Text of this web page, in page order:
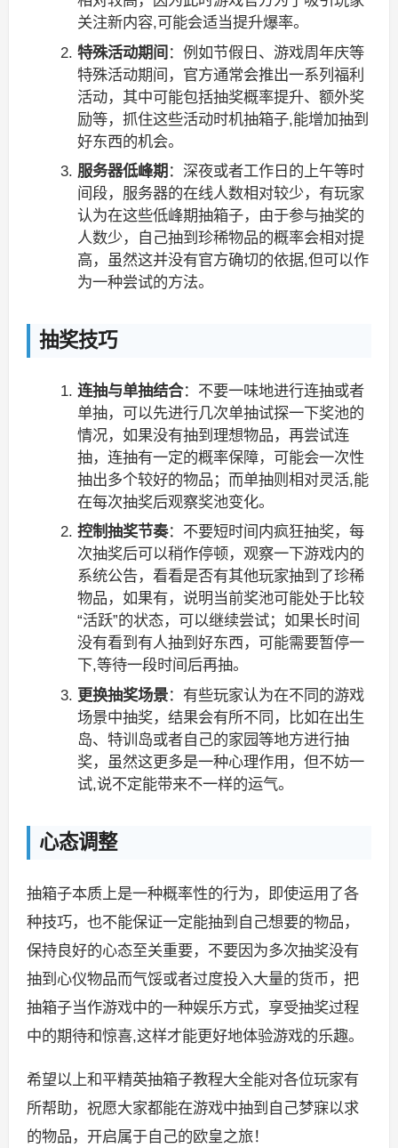
关注新内容,可能会适当提升爆率。
特殊活动期间 ：例如节假日、游戏周年庆等
特殊活动期间，官方通常会推出一系列福利
活动，其中可能包括抽奖概率提升、额外奖
励等，抓住这些活动时机抽箱子,能增加抽到
好东西的机会。
服务器低峰期 ：深夜或者工作日的上午等时
间段，服务器的在线人数相对较少，有玩家
认为在这些低峰期抽箱子，由于参与抽奖的
人数少，自己抽到珍稀物品的概率会相对提
高，虽然这并没有官方确切的依据,但可以作
为一种尝试的方法。
抽奖技巧
连抽与单抽结合：不要一味地进行连抽或者
单抽，可以先进行几次单抽试探一下奖池的
情况，如果没有抽到理想物品，再尝试连
抽，连抽有一定的概率保障，可能会一次性
抽出多个较好的物品；而单抽则相对灵活,能
在每次抽奖后观察奖池变化。
控制抽奖节奏：不要短时间内疯狂抽奖，每
次抽奖后可以稍作停顿，观察一下游戏内的
系统公告，看看是否有其他玩家抽到了珍稀
物品，如果有，说明当前奖池可能处于比较
“活跃”的状态，可以继续尝试；如果长时间
没有看到有人抽到好东西，可能需要暂停一
下,等待一段时间后再抽。
更换抽奖场景：有些玩家认为在不同的游戏
场景中抽奖，结果会有所不同，比如在出生
岛、特训岛或者自己的家园等地方进行抽
奖，虽然这更多是一种心理作用，但不妨一
试,说不定能带来不一样的运气。
心态调整
抽箱子本质上是一种概率性的行为，即使运用了各
种技巧，也不能保证一定能抽到自己想要的物品，
保持良好的心态至关重要，不要因为多次抽奖没有
抽到心仪物品而气馁或者过度投入大量的货币，把
抽箱子当作游戏中的一种娱乐方式，享受抽奖过程
中的期待和惊喜,这样才能更好地体验游戏的乐趣。
希望以上和平精英抽箱子教程大全能对各位玩家有
所帮助，祝愿大家都能在游戏中抽到自己梦寐以求
的物品，开启属于自己的欧皇之旅！